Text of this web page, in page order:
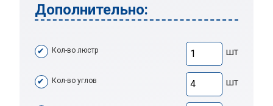
Дополнительно:
Кол-во люстр шт
Кол-во углов шт